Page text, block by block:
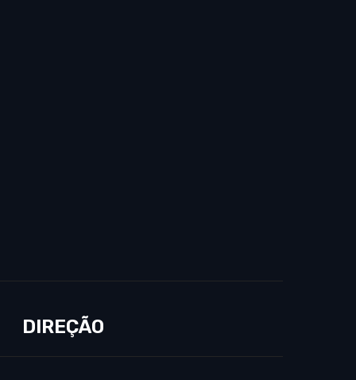
DIREÇÃO